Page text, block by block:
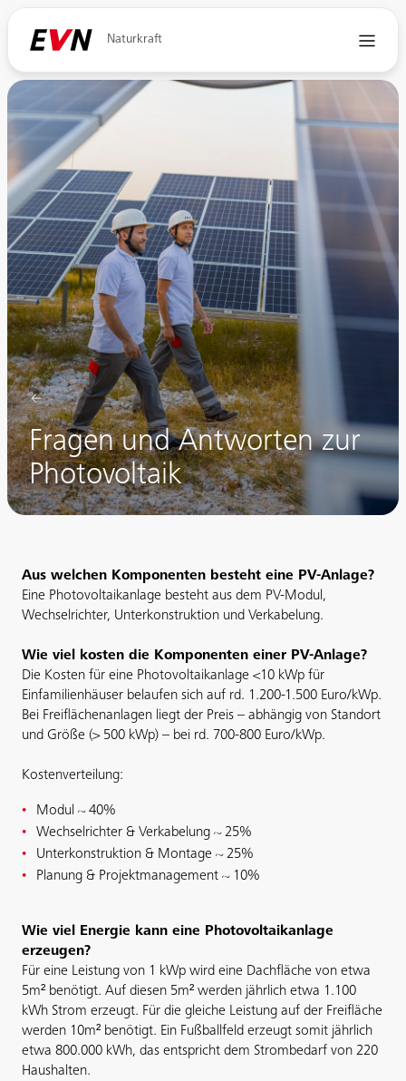
Naturkraft
Fragen und Antworten zur
Photovoltaik
Aus welchen Komponenten besteht eine PV-Anlage?
Eine Photovoltaikanlage besteht aus dem PV-Modul,
Wechselrichter, Unterkonstruktion und Verkabelung.
Wie viel kosten die Komponenten einer PV-Anlage?
Die Kosten für eine Photovoltaikanlage <10 kWp für
Einfamilienhäuser belaufen sich auf rd. 1.200-1.500 Euro/kWp.
Bei Freiflächenanlagen liegt der Preis – abhängig von Standort
und Größe (> 500 kWp) – bei rd. 700-800 Euro/kWp.
Kostenverteilung:
Modul ~ 40%
Wechselrichter & Verkabelung ~ 25%
Unterkonstruktion & Montage ~ 25%
Planung & Projektmanagement ~ 10%
Wie viel Energie kann eine Photovoltaikanlage
erzeugen?
Für eine Leistung von 1 kWp wird eine Dachfläche von etwa
5m² benötigt. Auf diesen 5m² werden jährlich etwa 1.100
kWh Strom erzeugt. Für die gleiche Leistung auf der Freifläche
werden 10m² benötigt. Ein Fußballfeld erzeugt somit jährlich
etwa 800.000 kWh, das entspricht dem Strombedarf von 220
Haushalten.